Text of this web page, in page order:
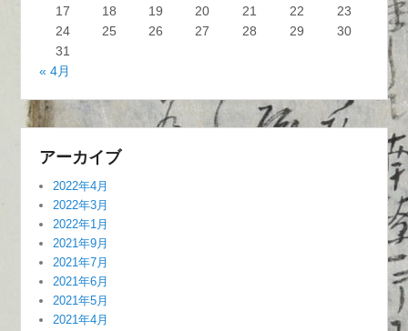
17
18 19 20 21 22
23
24
25 26 27 28 29
30
31
« 4月
アーカイブ
2022年4月
2022年3月
2022年1月
2021年9月
2021年7月
2021年6月
2021年5月
2021年4月